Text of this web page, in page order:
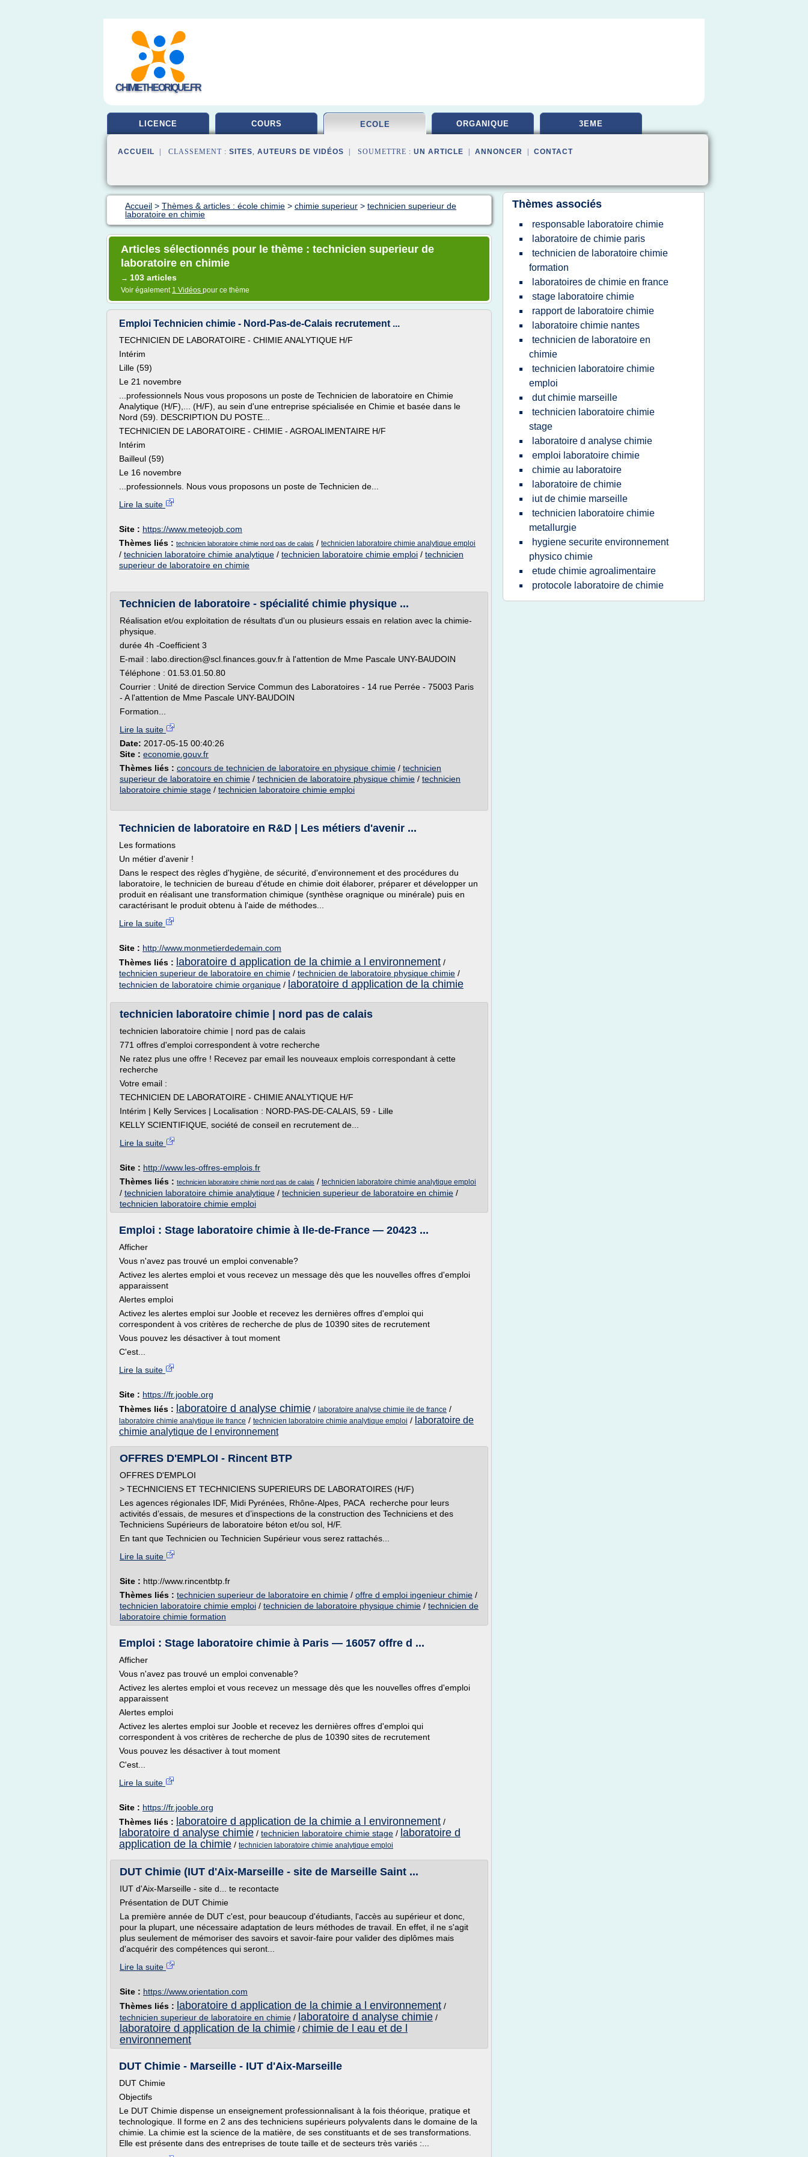
CHIMIETHEORIQUE.FR
LICENCE COURS ECOLE ORGANIQUE 3EME
ACCUEIL | CLASSEMENT : SITES, AUTEURS DE VIDÉOS | SOUMETTRE : UN ARTICLE ANNONCER CONTACT
Accueil > Thèmes & articles : école chimie > chimie superieur > technicien superieur de
laboratoire en chimie
Articles sélectionnés pour le thème : technicien superieur de
laboratoire en chimie
→ 103 articles
Voir également 1 Vidéos pour ce thème
Emploi Technicien chimie - Nord-Pas-de-Calais recrutement ...
TECHNICIEN DE LABORATOIRE - CHIMIE ANALYTIQUE H/F
Intérim
Lille (59)
Le 21 novembre
...professionnels Nous vous proposons un poste de Technicien de laboratoire en Chimie
Analytique (H/F),... (H/F), au sein d'une entreprise spécialisée en Chimie et basée dans le
Nord (59). DESCRIPTION DU POSTE...
TECHNICIEN DE LABORATOIRE - CHIMIE - AGROALIMENTAIRE H/F
Intérim
Bailleul (59)
Le 16 novembre
...professionnels. Nous vous proposons un poste de Technicien de...
Lire la suite
Site : https://www.meteojob.com
Thèmes liés : technicien laboratoire chimie nord pas de calais / technicien laboratoire chimie analytique emploi
/ technicien laboratoire chimie analytique / technicien laboratoire chimie emploi / technicien
superieur de laboratoire en chimie
Technicien de laboratoire - spécialité chimie physique ...
Réalisation et/ou exploitation de résultats d'un ou plusieurs essais en relation avec la chimie-
physique.
durée 4h -Coefficient 3
E-mail : labo.direction@scl.finances.gouv.fr à l'attention de Mme Pascale UNY-BAUDOIN
Téléphone : 01.53.01.50.80
Courrier : Unité de direction Service Commun des Laboratoires - 14 rue Perrée - 75003 Paris
- A l'attention de Mme Pascale UNY-BAUDOIN
Formation...
Lire la suite
Date: 2017-05-15 00:40:26
Site : economie.gouv.fr
Thèmes liés : concours de technicien de laboratoire en physique chimie / technicien
superieur de laboratoire en chimie / technicien de laboratoire physique chimie / technicien
laboratoire chimie stage / technicien laboratoire chimie emploi
Technicien de laboratoire en R&D | Les métiers d'avenir ...
Les formations
Un métier d'avenir !
Dans le respect des règles d'hygiène, de sécurité, d'environnement et des procédures du
laboratoire, le technicien de bureau d'étude en chimie doit élaborer, préparer et développer un
produit en réalisant une transformation chimique (synthèse oragnique ou minérale) puis en
caractérisant le produit obtenu à l'aide de méthodes...
Lire la suite
Site : http://www.monmetierdedemain.com
Thèmes liés : laboratoire d application de la chimie a l environnement /
technicien superieur de laboratoire en chimie / technicien de laboratoire physique chimie /
technicien de laboratoire chimie organique / laboratoire d application de la chimie
technicien laboratoire chimie | nord pas de calais
technicien laboratoire chimie | nord pas de calais
771 offres d'emploi correspondent à votre recherche
Ne ratez plus une offre ! Recevez par email les nouveaux emplois correspondant à cette
recherche
Votre email :
TECHNICIEN DE LABORATOIRE - CHIMIE ANALYTIQUE H/F
Intérim | Kelly Services | Localisation : NORD-PAS-DE-CALAIS, 59 - Lille
KELLY SCIENTIFIQUE, société de conseil en recrutement de...
Lire la suite
Site : http://www.les-offres-emplois.fr
Thèmes liés : technicien laboratoire chimie nord pas de calais / technicien laboratoire chimie analytique emploi
/ technicien laboratoire chimie analytique / technicien superieur de laboratoire en chimie /
technicien laboratoire chimie emploi
Emploi : Stage laboratoire chimie à Ile-de-France — 20423 ...
Afficher
Vous n'avez pas trouvé un emploi convenable?
Activez les alertes emploi et vous recevez un message dès que les nouvelles offres d'emploi
apparaissent
Alertes emploi
Activez les alertes emploi sur Jooble et recevez les dernières offres d'emploi qui
correspondent à vos critères de recherche de plus de 10390 sites de recrutement
Vous pouvez les désactiver à tout moment
C'est...
Lire la suite
Site : https://fr.jooble.org
Thèmes liés : laboratoire d analyse chimie / laboratoire analyse chimie ile de france /
laboratoire chimie analytique ile france / technicien laboratoire chimie analytique emploi / laboratoire de
chimie analytique de l environnement
OFFRES D'EMPLOI - Rincent BTP
OFFRES D'EMPLOI
> TECHNICIENS ET TECHNICIENS SUPERIEURS DE LABORATOIRES (H/F)
Les agences régionales IDF, Midi Pyrénées, Rhône-Alpes, PACA recherche pour leurs
activités d’essais, de mesures et d’inspections de la construction des Techniciens et des
Techniciens Supérieurs de laboratoire béton et/ou sol, H/F.
En tant que Technicien ou Technicien Supérieur vous serez rattachés...
Lire la suite
Site : http://www.rincentbtp.fr
Thèmes liés : technicien superieur de laboratoire en chimie / offre d emploi ingenieur chimie /
technicien laboratoire chimie emploi / technicien de laboratoire physique chimie / technicien de
laboratoire chimie formation
Emploi : Stage laboratoire chimie à Paris — 16057 offre d ...
Afficher
Vous n'avez pas trouvé un emploi convenable?
Activez les alertes emploi et vous recevez un message dès que les nouvelles offres d'emploi
apparaissent
Alertes emploi
Activez les alertes emploi sur Jooble et recevez les dernières offres d'emploi qui
correspondent à vos critères de recherche de plus de 10390 sites de recrutement
Vous pouvez les désactiver à tout moment
C'est...
Lire la suite
Site : https://fr.jooble.org
Thèmes liés : laboratoire d application de la chimie a l environnement /
laboratoire d analyse chimie / technicien laboratoire chimie stage / laboratoire d
application de la chimie / technicien laboratoire chimie analytique emploi
DUT Chimie (IUT d'Aix-Marseille - site de Marseille Saint ...
IUT d'Aix-Marseille - site d... te recontacte
Présentation de DUT Chimie
La première année de DUT c'est, pour beaucoup d'étudiants, l'accès au supérieur et donc,
pour la plupart, une nécessaire adaptation de leurs méthodes de travail. En effet, il ne s'agit
plus seulement de mémoriser des savoirs et savoir-faire pour valider des diplômes mais
d'acquérir des compétences qui seront...
Lire la suite
Site : https://www.orientation.com
Thèmes liés : laboratoire d application de la chimie a l environnement /
technicien superieur de laboratoire en chimie / laboratoire d analyse chimie /
laboratoire d application de la chimie / chimie de l eau et de l
environnement
DUT Chimie - Marseille - IUT d'Aix-Marseille
DUT Chimie
Objectifs
Le DUT Chimie dispense un enseignement professionnalisant à la fois théorique, pratique et
technologique. Il forme en 2 ans des techniciens supérieurs polyvalents dans le domaine de la
chimie. La chimie est la science de la matière, de ses constituants et de ses transformations.
Elle est présente dans des entreprises de toute taille et de secteurs très variés :...
Thèmes associés
responsable laboratoire chimie
laboratoire de chimie paris
technicien de laboratoire chimie
formation
laboratoires de chimie en france
stage laboratoire chimie
rapport de laboratoire chimie
laboratoire chimie nantes
technicien de laboratoire en
chimie
technicien laboratoire chimie
emploi
dut chimie marseille
technicien laboratoire chimie
stage
laboratoire d analyse chimie
emploi laboratoire chimie
chimie au laboratoire
laboratoire de chimie
iut de chimie marseille
technicien laboratoire chimie
metallurgie
hygiene securite environnement
physico chimie
etude chimie agroalimentaire
protocole laboratoire de chimie